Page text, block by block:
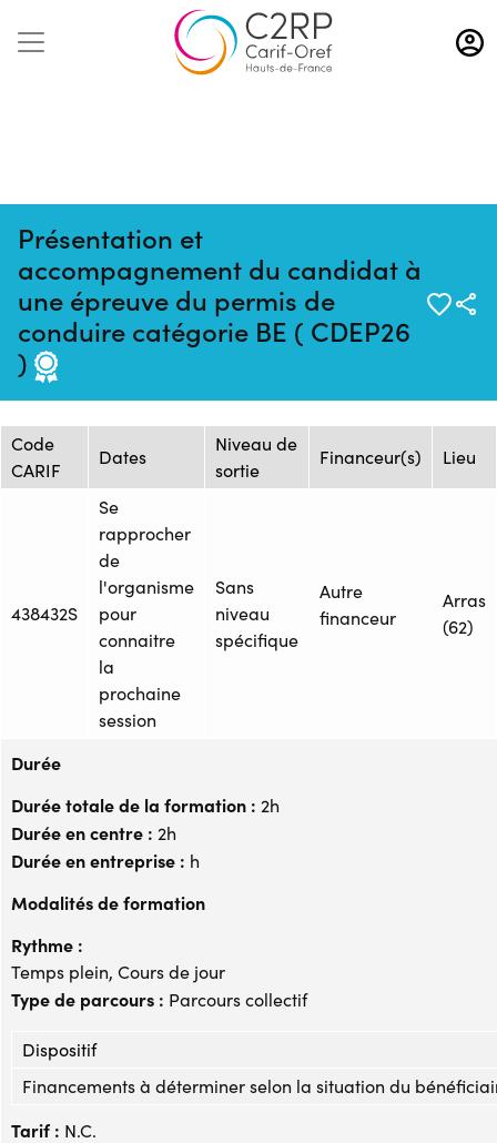
Aller
au
contenu
Présentation et
accompagnement du candidat à
une épreuve du permis de
conduire catégorie BE ( CDEP26
)
Mise à jour :
10/10/2025
Formation :
25237450F
Source : AFTRAL -
Arras
Session de formation
Code
CARIF
Dates
Niveau de
sortie
Financeur(s) Lieu
438432S
Se
rapprocher
de
l'organisme
pour
connaitre
la
prochaine
session
Sans
niveau
spécifique
Autre
financeur
Arras
(62)
Durée
Durée totale de la formation : 2h
Durée en centre : 2h
Durée en entreprise : h
Modalités de formation
Rythme :
Temps plein, Cours de jour
Type de parcours : Parcours collectif
Dispositif
Financements à déterminer selon la situation du
Tarif : N.C.